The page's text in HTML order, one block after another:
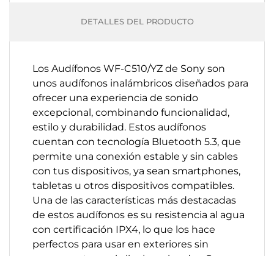
DETALLES DEL PRODUCTO
Los Audífonos WF-C510/YZ de Sony son
unos audífonos inalámbricos diseñados para
ofrecer una experiencia de sonido
excepcional, combinando funcionalidad,
estilo y durabilidad. Estos audífonos
cuentan con tecnología Bluetooth 5.3, que
permite una conexión estable y sin cables
con tus dispositivos, ya sean smartphones,
tabletas u otros dispositivos compatibles.
Una de las características más destacadas
de estos audífonos es su resistencia al agua
con certificación IPX4, lo que los hace
perfectos para usar en exteriores sin